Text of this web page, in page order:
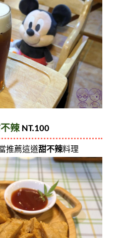
辣 NT.100
推薦這道甜不辣料理